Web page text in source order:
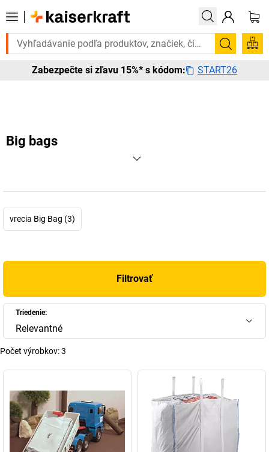
Potrebujete to urgentne? Vybrané bestsellery doručíme do 72
Zabezpečte si zľavu 15%* s kódom: START26
Big bags
vrecia Big Bag (3)
Filtrovať
Triedenie:
Relevantné
Počet výrobkov:3